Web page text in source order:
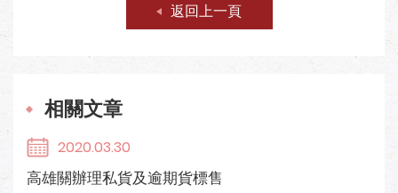
返回上一頁
相關文章
2020.03.30
高雄關辦理私貨及逾期貨標售